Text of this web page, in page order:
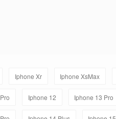
Iphone Xr Iphone XsMax
Iphone 12 Iphone 13 Pro